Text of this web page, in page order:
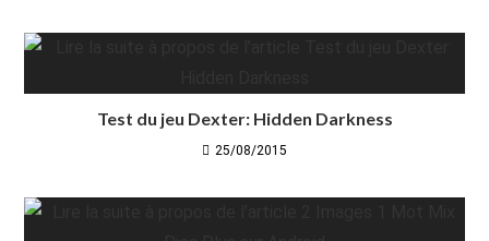
Test du jeu Dexter: Hidden Darkness
25/08/2015